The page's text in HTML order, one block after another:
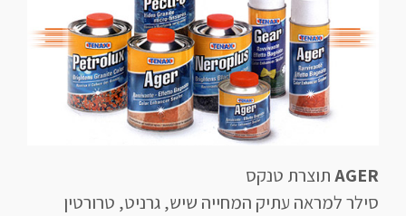
AGERתוצרת טנקס
סילר למראה עתיק המחייה שיש, גרניט, טרורטין